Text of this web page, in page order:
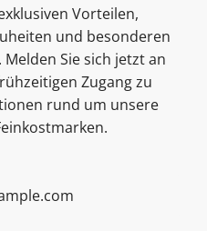
Vorteilen,
und besonderen
Sie sich jetzt an
Zugang zu
rund um unsere